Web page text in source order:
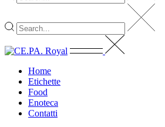
Home
Etichette
Food
Enoteca
Contatti